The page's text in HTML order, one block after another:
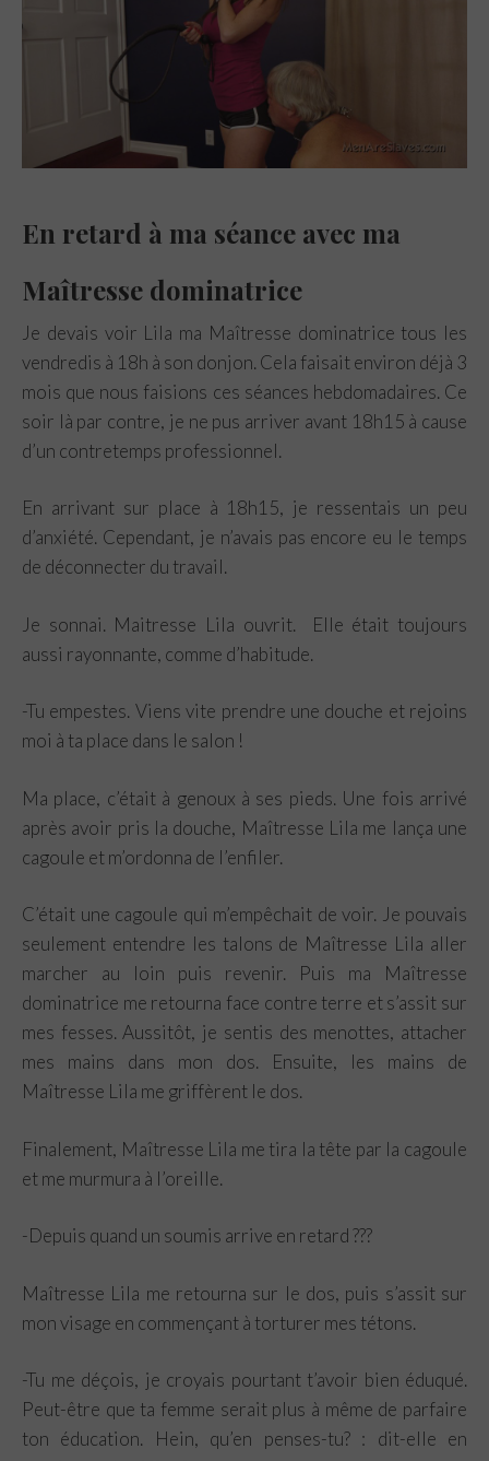
r
A
p
p
t
En retard à ma séance avec ma
Maîtresse dominatrice
Je devais voir Lila ma Maîtresse dominatrice tous les
vendredis à 18h à son donjon. Cela faisait environ déjà 3
mois que nous faisions ces séances hebdomadaires. Ce
soir là par contre, je ne pus arriver avant 18h15 à cause
d’un contretemps professionnel.
En arrivant sur place à 18h15, je ressentais un peu
d’anxiété. Cependant, je n’avais pas encore eu le temps
de déconnecter du travail.
Je sonnai. Maitresse Lila ouvrit. Elle était toujours
aussi rayonnante, comme d’habitude.
-Tu empestes. Viens vite prendre une douche et rejoins
moi à ta place dans le salon !
Ma place, c’était à genoux à ses pieds. Une fois arrivé
après avoir pris la douche, Maîtresse Lila me lança une
cagoule et m’ordonna de l’enfiler.
C’était une cagoule qui m’empêchait de voir. Je pouvais
seulement entendre les talons de Maîtresse Lila aller
marcher au loin puis revenir. Puis ma Maîtresse
dominatrice me retourna face contre terre et s’assit sur
mes fesses. Aussitôt, je sentis des menottes, attacher
mes mains dans mon dos. Ensuite, les mains de
Maîtresse Lila me griffèrent le dos.
Finalement, Maîtresse Lila me tira la tête par la cagoule
et me murmura à l’oreille.
-Depuis quand un soumis arrive en retard ???
Maîtresse Lila me retourna sur le dos, puis s’assit sur
mon visage en commençant à torturer mes tétons.
-Tu me déçois, je croyais pourtant t’avoir bien éduqué.
Peut-être que ta femme serait plus à même de parfaire
ton éducation. Hein, qu’en penses-tu? : dit-elle en